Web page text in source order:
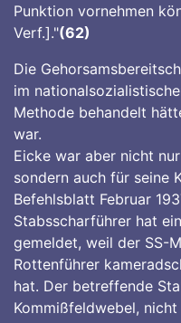
Punktion vornehmen
Verf.]."(62)
Die
im
Methode behandelt
war.
Eicke war aber nicht
sondern auch für seine
Befehlsblatt Februar
Stabsscharführer hat
gemeldet, weil der SS-
Rottenführer
hat. Der betreffende
Kommißfeldwebel,